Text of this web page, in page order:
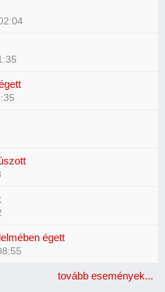
égett
tovább események...